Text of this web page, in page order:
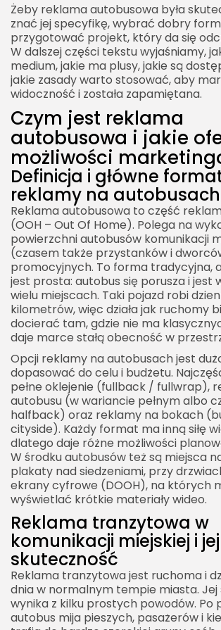
Żeby reklama autobusowa była
znać jej specyfikę, wybrać dobry
przygotować projekt, który da się
W dalszej części tekstu wyjaśniamy,
medium, jakie ma plusy, jakie są
jakie zasady warto stosować, aby
widoczność i została zapamiętana.
Czym jest reklama
autobusowa i jakie
możliwości
Definicja i główne
reklamy na autobusach
Reklama autobusowa to część
(OOH – Out Of Home). Polega na
powierzchni autobusów komunikacji
(czasem także przystanków i
promocyjnych. To forma tradycyjna,
jest prosta: autobus się porusza i jest
wielu miejscach. Taki pojazd robi
kilometrów, więc działa jak ruchomy
docierać tam, gdzie nie ma
daje marce stałą obecność w
Opcji reklamy na autobusach jest
dopasować do celu i budżetu.
pełne oklejenie (fullback / fullwrap),
autobusu (w wariancie pełnym albo
halfback) oraz reklamy na bokach
cityside). Każdy format ma inną siłę
dlatego daje różne możliwości
W środku autobusów też są miejsca
plakaty nad siedzeniami, przy
ekrany cyfrowe (DOOH), na których
wyświetlać krótkie materiały wideo.
Reklama tranzytowa w
komunikacji miejskiej i jej
skuteczność
Reklama tranzytowa jest ruchoma i
dnia w normalnym tempie miasta.
wynika z kilku prostych powodów. Po
autobus mija pieszych, pasażerów i
Jak mierzyć efektywność
autobusach?
Jakie ograniczenia prawne i
uwzględnić?
Podsumowanie kluczowych zasad
wykorzystania reklamy